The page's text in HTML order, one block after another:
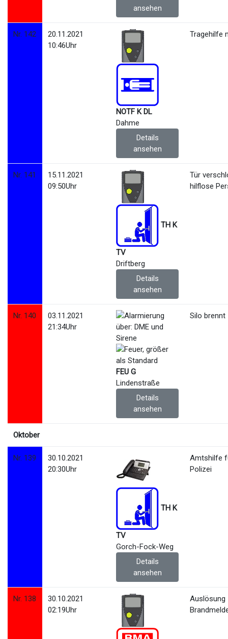
ansehen
Nr. 142
20.11.2021
10:46Uhr
NOTF K DL
Dahme
Details
ansehen
Tragehilfe
Nr. 141
15.11.2021
09:50Uhr
TH K
TV
Driftberg
Details
ansehen
Tür
hilflose
Nr. 140
03.11.2021
21:34Uhr
FEU G
Lindenstraße
Details
ansehen
Silo brennt
Oktober
Nr. 139
30.10.2021
20:30Uhr
TH K
TV
Gorch-Fock-Weg
Details
ansehen
Amtshilfe
Polizei
Nr. 138
30.10.2021
02:19Uhr
Auslösung